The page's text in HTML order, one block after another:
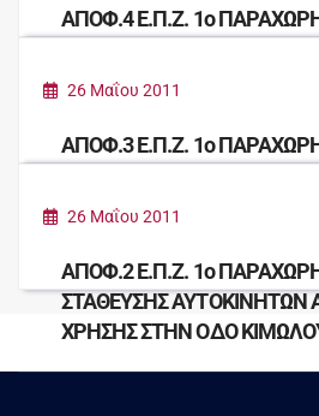
ΑΠΟΦ.4 Ε.Π.Ζ. 1ο
ΧΡΗΣΗΣ ΣΤΗΝ ΟΔΟ ΚΑΝΑΡΗ
26 Μαΐου 2011
ΑΠΟΦ.3 Ε.Π.Ζ. 1ο
ΧΡΗΣΗΣ ΣΤΗΝ ΟΔΟ
26 Μαΐου 2011
ΑΠΟΦ.2 Ε.Π.Ζ. 1ο
ΣΤΑΘΕΥΣΗΣ ΑΥΤΟΚΙΝΗΤΩΝ
ΧΡΗΣΗΣ ΣΤΗΝ ΟΔΟ